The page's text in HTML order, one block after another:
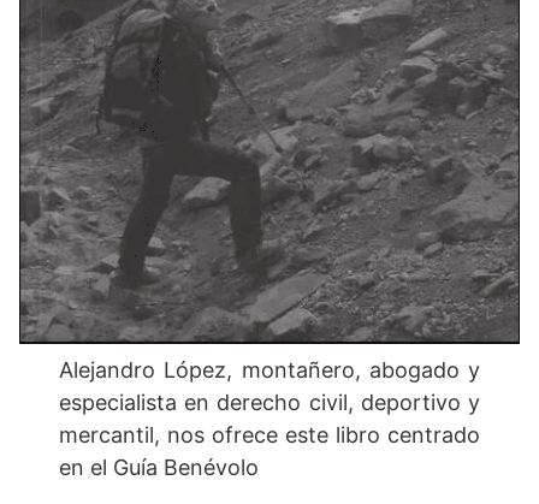
Alejandro López, montañero, abogado y
especialista en derecho civil, deportivo y
mercantil, nos ofrece este libro centrado
en el Guía Benévolo